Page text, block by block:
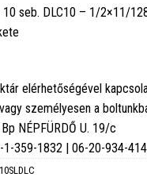
10 seb. DLC10 – 1/2×11/
elérhetőségével
személyesen a
NÉPFÜRDŐ U. 19/c
359-1832 | 06-20-934-